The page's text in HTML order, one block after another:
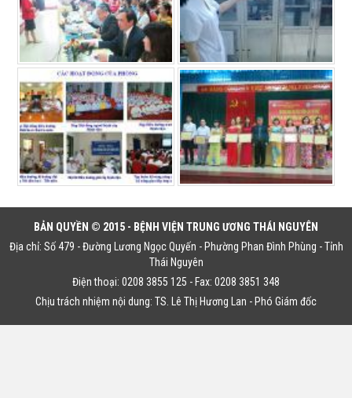
BẢN QUYỀN © 2015 - BỆNH VIỆN TRUNG ƯƠNG THÁI NGUYÊN
Địa chỉ: Số 479 - Đường Lương Ngọc Quyến - Phường Phan Đình Phùng - Tỉnh
Thái Nguyên
Điện thoại: 0208 3855 125 - Fax: 0208 3851 348
Chịu trách nhiệm nội dung: TS. Lê Thị Hương Lan - Phó Giám đốc